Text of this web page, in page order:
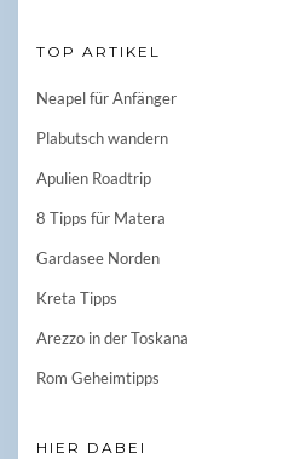
TOP ARTIKEL
Neapel für Anfänger
Plabutsch wandern
Apulien Roadtrip
8 Tipps für Matera
Gardasee Norden
Kreta Tipps
Arezzo in der Toskana
Rom Geheimtipps
HIER DABEI